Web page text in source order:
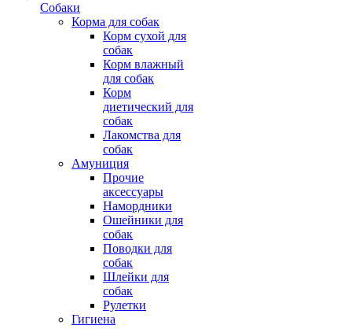
Собаки
Корма для собак
Корм сухой для
собак
Корм влажный
для собак
Корм
диетический для
собак
Лакомства для
собак
Амуниция
Прочие
аксессуары
Намордники
Ошейники для
собак
Поводки для
собак
Шлейки для
собак
Рулетки
Гигиена